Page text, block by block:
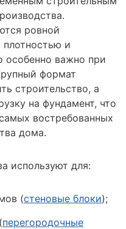
ровной
плотностью и
особенно важно при
формат
строительство, а
на фундамент, что
востребованных
дома.
используют для:
(стеновые блоки);
перегородочные